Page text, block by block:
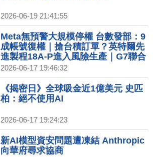
2026-06-19 21:41:55
Meta無預警大規模停權 台數發部：9
成帳號復權｜搶台積訂單？英特爾先
進製程18A-P進入風險生產｜G7聯合
聲明：力挺烏領土完整 加強制裁俄能
源產業｜《揭密日》全球吸金近1億
美元 史匹柏：絕不使用AI｜跨界應
援！工藤靜香訪台 親設計小丸子舞台
2026-06-17 19:46:32
《揭密日》全球吸金近1億美元 史匹
柏：絕不使用AI
2026-06-17 19:24:23
新AI模型資安問題遭凍結 Anthropic
向華府尋求協商